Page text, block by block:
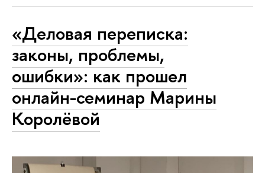
«Деловая переписка:
законы, проблемы,
ошибки»: как прошел
онлайн-семинар Марины
Королёвой